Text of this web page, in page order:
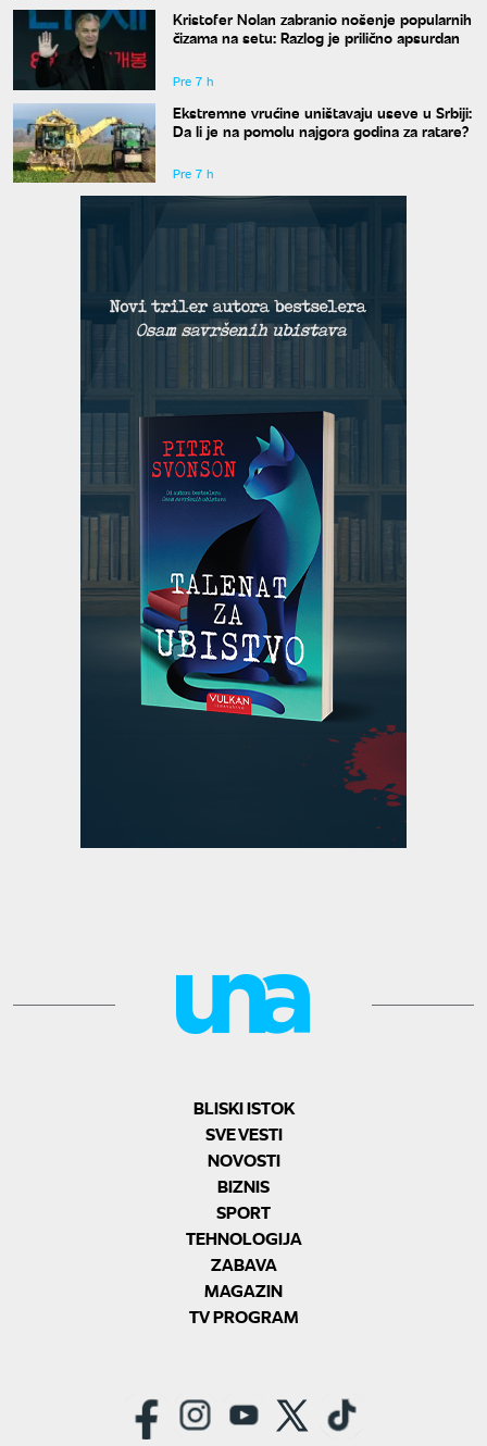
Kristofer Nolan zabranio nošenje popularnih
čizama na setu: Razlog je prilično apsurdan
Pre 7 h
Ekstremne vrućine uništavaju useve u Srbiji:
Da li je na pomolu najgora godina za ratare?
Pre 7 h
BLISKI ISTOK
SVE VESTI
NOVOSTI
BIZNIS
SPORT
TEHNOLOGIJA
ZABAVA
MAGAZIN
TV PROGRAM